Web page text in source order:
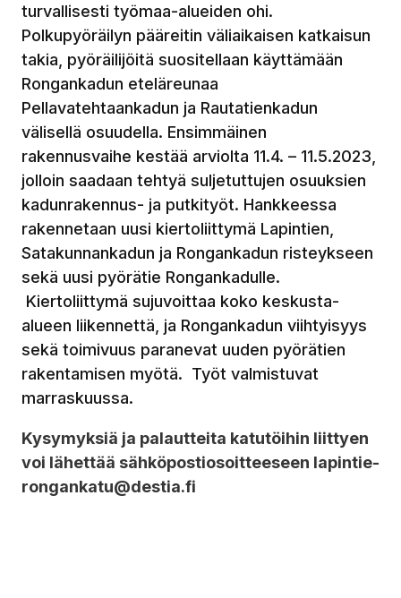
turvallisesti työmaa-alueiden ohi.
Polkupyöräilyn pääreitin väliaikaisen katkaisun
takia, pyöräilijöitä suositellaan käyttämään
Rongankadun eteläreunaa
Pellavatehtaankadun ja Rautatienkadun
välisellä osuudella. Ensimmäinen
rakennusvaihe kestää arviolta 11.4. – 11.5.2023,
jolloin saadaan tehtyä suljetuttujen osuuksien
kadunrakennus- ja putkityöt. Hankkeessa
rakennetaan uusi kiertoliittymä Lapintien,
Satakunnankadun ja Rongankadun risteykseen
sekä uusi pyörätie Rongankadulle.
Kiertoliittymä sujuvoittaa koko keskusta-
alueen liikennettä, ja Rongankadun viihtyisyys
sekä toimivuus paranevat uuden pyörätien
rakentamisen myötä. Työt valmistuvat
marraskuussa.
Kysymyksiä ja palautteita katutöihin liittyen
voi lähettää sähköpostiosoitteeseen lapintie-
rongankatu@destia.fi